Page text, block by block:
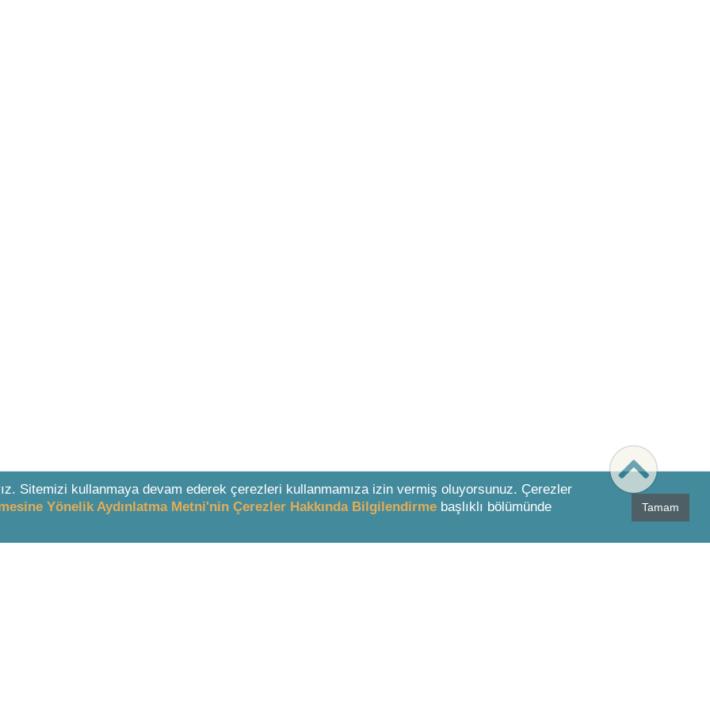
Sitemizi kullanmaya devam ederek çerezleri kullanmamıza izin vermiş oluyorsunuz. Çerezler
Yönelik Aydınlatma Metni'nin Çerezler Hakkında Bilgilendirme başlıklı bölümünde Tamam